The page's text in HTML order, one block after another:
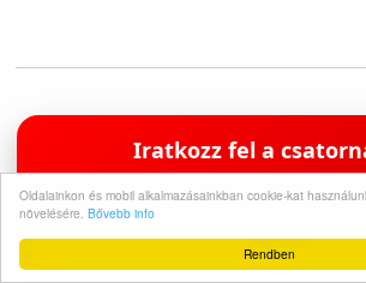
Rendben
Oldalainkon és mobil alkalmazásainkban cookie-kat
növelésére. Bővebb info
Iratkozz fel a